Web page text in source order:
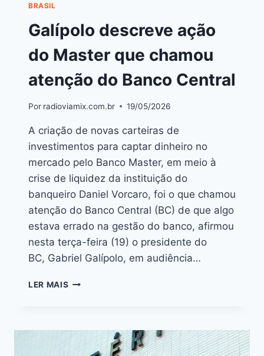
BRASIL
Galípolo descreve ação
do Master que chamou
atenção do Banco Central
Por radioviamix.com.br 19/05/2026
A criação de novas carteiras de
investimentos para captar dinheiro no
mercado pelo Banco Master, em meio à
crise de liquidez da instituição do
banqueiro Daniel Vorcaro, foi o que chamou
atenção do Banco Central (BC) de que algo
estava errado na gestão do banco, afirmou
nesta terça-feira (19) o presidente do
BC, Gabriel Galípolo, em audiência…
LER MAIS